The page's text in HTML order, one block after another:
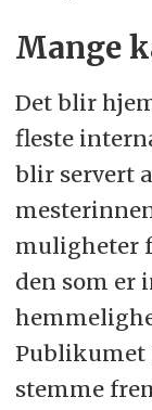
Mange
Det blir
fleste
blir servert
muligheter
den som er
Publikumet
stemme